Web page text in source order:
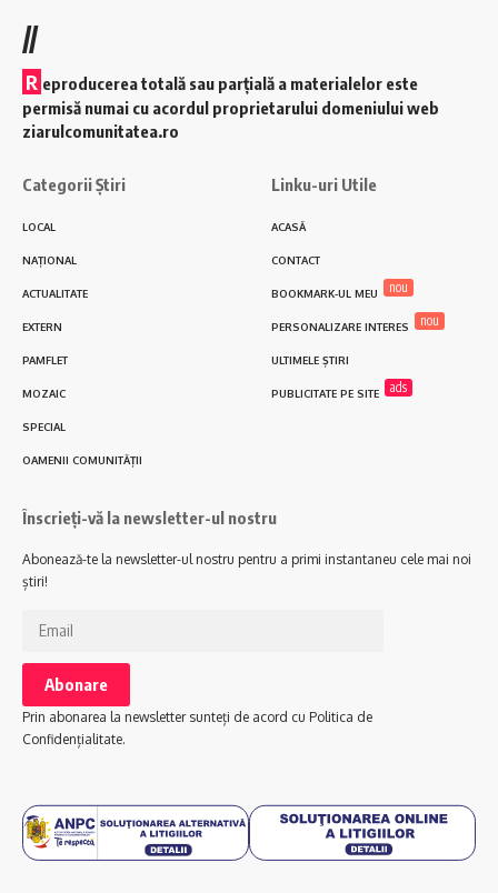
//
R eproducerea totală sau parțială a materialelor este
permisă numai cu acordul proprietarului domeniului web
ziarulcomunitatea.ro
Categorii Știri
LOCAL
NAȚIONAL
ACTUALITATE
EXTERN
PAMFLET
MOZAIC
SPECIAL
OAMENII COMUNITĂȚII
Linku-uri Utile
ACASĂ
CONTACT
BOOKMARK-UL MEU nou
PERSONALIZARE INTERES nou
ULTIMELE ȘTIRI
PUBLICITATE PE SITE ads
Înscrieți-vă la newsletter-ul nostru
Abonează-te la newsletter-ul nostru pentru a primi instantaneu cele mai noi
știri!
Prin abonarea la newsletter sunteți de acord cu Politica de
Confidențialitate.